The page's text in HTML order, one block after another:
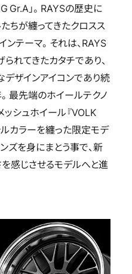
Gr.A」。RAYSの歴史に
ちが纏ってきたクロスス
ンテーマ。それは、RAYS
れてきたカタチであり、
デザインアイコンであり続
最先端のホイールテクノ
シュホイール『VOLK
ルカラーを纏った限定モデ
ズを身にまとう事で、新
感じさせるモデルへと進